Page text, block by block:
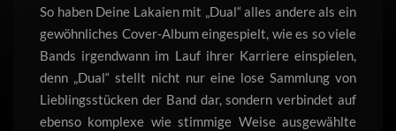
So haben Deine Lakaien mit „Dual“ alles andere als ein
gewöhnliches Cover-Album eingespielt, wie es so viele
Bands irgendwann im Lauf ihrer Karriere einspielen,
denn „Dual“ stellt nicht nur eine lose Sammlung von
Lieblingsstücken der Band dar, sondern verbindet auf
ebenso komplexe wie stimmige Weise ausgewählte